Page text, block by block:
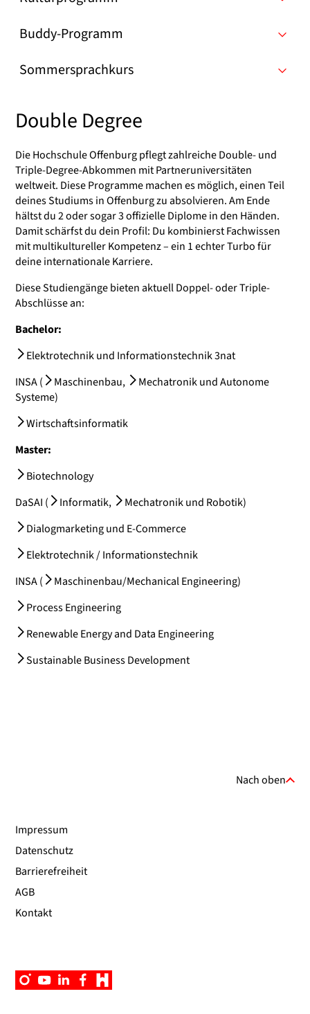
Buddy-Programm
Sommersprachkurs
Double Degree
Die Hochschule Offenburg pflegt zahlreiche Double- und
Triple-Degree-Abkommen mit Partneruniversitäten
weltweit. Diese Programme machen es möglich, einen Teil
deines Studiums in Offenburg zu absolvieren. Am Ende
hältst du 2 oder sogar 3 offizielle Diplome in den Händen.
Damit schärfst du dein Profil: Du kombinierst Fachwissen
mit multikultureller Kompetenz – ein 1 echter Turbo für
deine internationale Karriere.
Diese Studiengänge bieten aktuell Doppel- oder Triple-
Abschlüsse an:
Bachelor:
Elektrotechnik und Informationstechnik 3nat
INSA (
Maschinenbau,
Mechatronik und Autonome
Systeme)
Wirtschaftsinformatik
Master:
Biotechnology
DaSAI (
Informatik, Mechatronik und Robotik)
Dialogmarketing und E-Commerce
Elektrotechnik / Informationstechnik
INSA (
Maschinenbau/Mechanical Engineering)
Process Engineering
Renewable Energy and Data Engineering
Sustainable Business Development
Nach oben
Impressum
Datenschutz
Barrierefreiheit
AGB
Kontakt
Instagram
YouTubeLinkedinFacebookCampus
App